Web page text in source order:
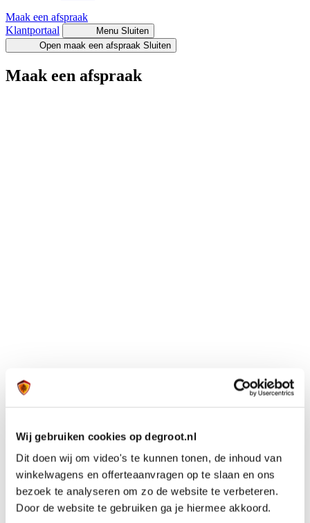
Wij gebruiken cookies op degroot.nl
Dit doen wij om video's te kunnen tonen, de inhoud van
winkelwagens en offerteaanvragen op te slaan en ons
bezoek te analyseren om zo de website te verbeteren.
Door de website te gebruiken ga je hiermee akkoord.
Maak een afspraak
Klantportaal
Menu Sluiten
Open maak een afspraak Sluiten
Maak een afspraak